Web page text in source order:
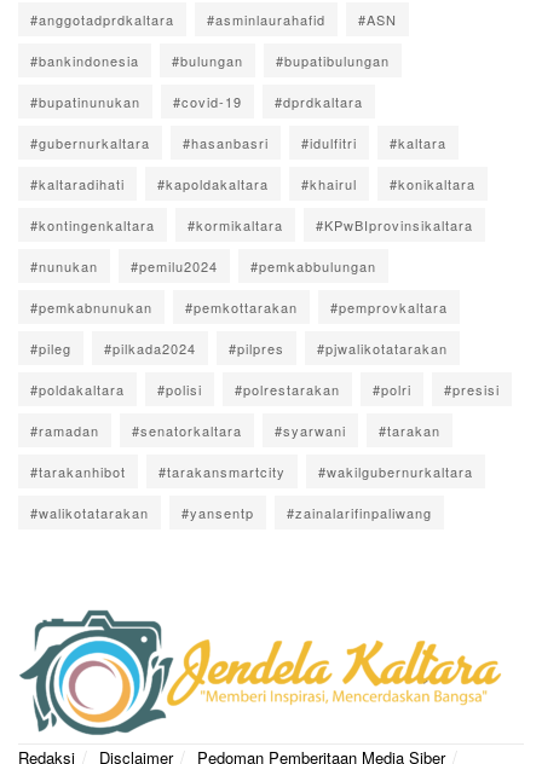
#anggotadprdkaltara #asminlaurahafid #ASN
#bankindonesia #bulungan #bupatibulungan
#bupatinunukan #covid-19 #dprdkaltara
#gubernurkaltara #hasanbasri #idulfitri #kaltara
#kaltaradihati #kapoldakaltara #khairul #konikaltara
#kontingenkaltara #kormikaltara #KPwBIprovinsikaltara
#nunukan #pemilu2024 #pemkabbulungan
#pemkabnunukan #pemkottarakan #pemprovkaltara
#pileg #pilkada2024 #pilpres #pjwalikotatarakan
#poldakaltara #polisi #polrestarakan #polri #presisi
#ramadan #senatorkaltara #syarwani #tarakan
#tarakanhibot #tarakansmartcity #wakilgubernurkaltara
#walikotatarakan #yansentp #zainalarifinpaliwang
Redaksi Disclaimer Pedoman Pemberitaan Media Siber